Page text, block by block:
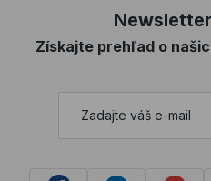
Získajte prehľad o